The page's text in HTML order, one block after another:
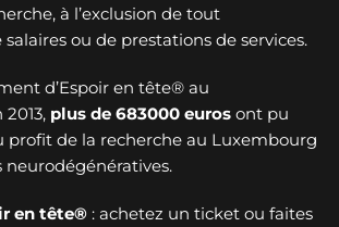
à l’exclusion de tout
ou de prestations de services.
d’Espoir en tête® au
plus de 683000 euros ont pu
profit de la recherche au Luxembourg
neurodégénératives.
en tête® : achetez un ticket ou faites